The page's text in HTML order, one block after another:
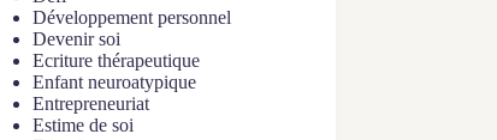
Développement personnel
Devenir soi
Ecriture thérapeutique
Enfant neuroatypique
Entrepreneuriat
Estime de soi